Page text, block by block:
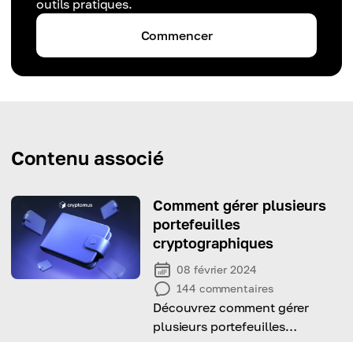
outils pratiques.
Commencer
Contenu associé
Comment gérer plusieurs
portefeuilles
cryptographiques
08 février 2024
144 commentaires
Découvrez comment gérer
plusieurs portefeuilles